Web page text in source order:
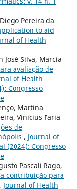
Pereira da
to aid
of Health
José Silva, Marcia
avaliação de
of Health
Congresso
Martina
Vinicius Faria
de
, Journal of
(2024): Congresso
Pascali Rago,
contribuição para
, Journal of Health